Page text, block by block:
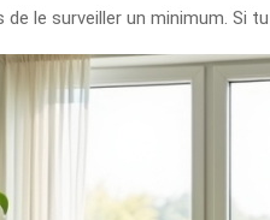
le surveiller un minimum. Si